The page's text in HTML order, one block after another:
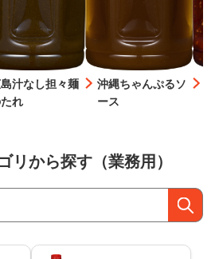
汁なし担々麺
れ
沖縄ちゃんぷるソ
ース
リから探す（業務用）